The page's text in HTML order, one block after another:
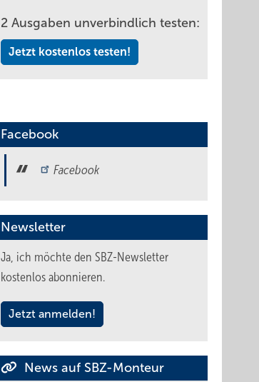
2 Ausgaben unverbindlich testen:
Jetzt kostenlos testen!
Facebook
Facebook
Newsletter
Ja, ich möchte den SBZ-Newsletter
kostenlos abonnieren.
Jetzt anmelden!
News auf SBZ-Monteur